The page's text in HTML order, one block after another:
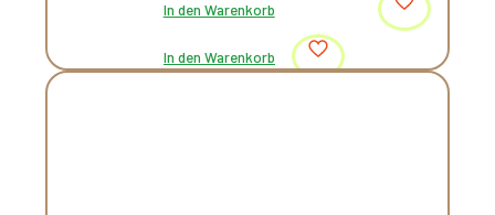
In den Warenkorb
In den Warenkorb